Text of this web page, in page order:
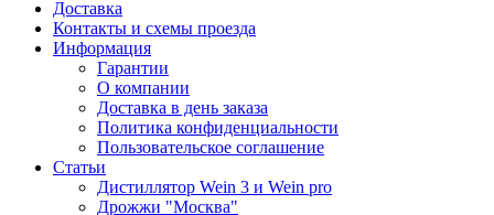
Доставка
Контакты и схемы проезда
Информация
Гарантии
О компании
Доставка в день заказа
Политика конфиденциальности
Пользовательское соглашение
Статьи
Дистиллятор Wein 3 и Wein pro
Дрожжи "Москва"